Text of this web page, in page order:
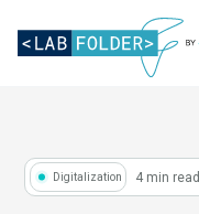
Digitalization 4 min read